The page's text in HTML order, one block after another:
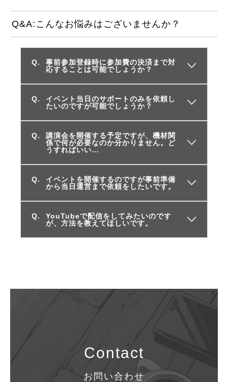
Q&A:こんなお悩みはございませんか？
事前参加登録時に参加費の決済まで対
応することは可能でしょうか？
イベント当日のサポートのみを依頼し
たいのですが可能でしょうか？
講演会を開催する予定ですが、機材関
係で何が必要なのか分かりません。ど
うすればいい…
イベントを開催するのですが事前準備
から当日運営まで依頼をしたいです。
YouTubeで配信をしてみたいのです
が、方法を教えてほしいです。
Contact
お問い合わせ